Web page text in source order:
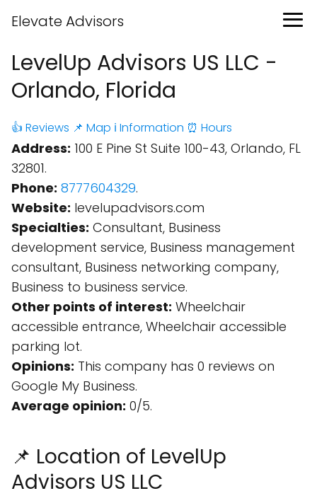
Elevate Advisors
LevelUp Advisors US LLC -
Orlando, Florida
👍 Reviews 📌 Map ℹ️ Information ⏰ Hours
Address: 100 E Pine St Suite 100-43, Orlando, FL
32801.
Phone: 8777604329.
Website: levelupadvisors.com
Specialties: Consultant, Business
development service, Business management
consultant, Business networking company,
Business to business service.
Other points of interest: Wheelchair
accessible entrance, Wheelchair accessible
parking lot.
Opinions: This company has 0 reviews on
Google My Business.
Average opinion: 0/5.
📌 Location of LevelUp
Advisors US LLC